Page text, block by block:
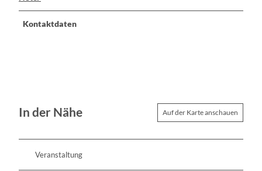
Kontaktdaten
In der Nähe Auf der Karte anschauen
Veranstaltung